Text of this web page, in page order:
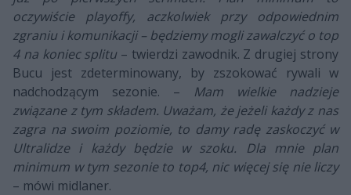
oczywiście playoffy, aczkolwiek przy odpowiednim
zgraniu i komunikacji – będziemy mogli zawalczyć o top
4 na koniec splitu – twierdzi zawodnik. Z drugiej strony
Bucu jest zdeterminowany, by zszokować rywali w
nadchodzącym sezonie. – Mam wielkie nadzieje
związane z tym składem. Uważam, że jeżeli każdy z nas
zagra na swoim poziomie, to damy radę zaskoczyć w
Ultralidze i każdy będzie w szoku. Dla mnie plan
minimum w tym sezonie to top4, nic więcej się nie liczy
– mówi midlaner.